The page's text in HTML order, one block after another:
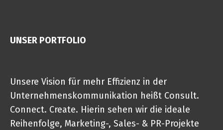
UNSER PORTFOLIO
Unsere Vision für mehr Effizienz in der
Unternehmenskommunikation heißt Consult.
Connect. Create. Hierin sehen wir die ideale
Reihenfolge, Marketing-, Sales- & PR-Projekte